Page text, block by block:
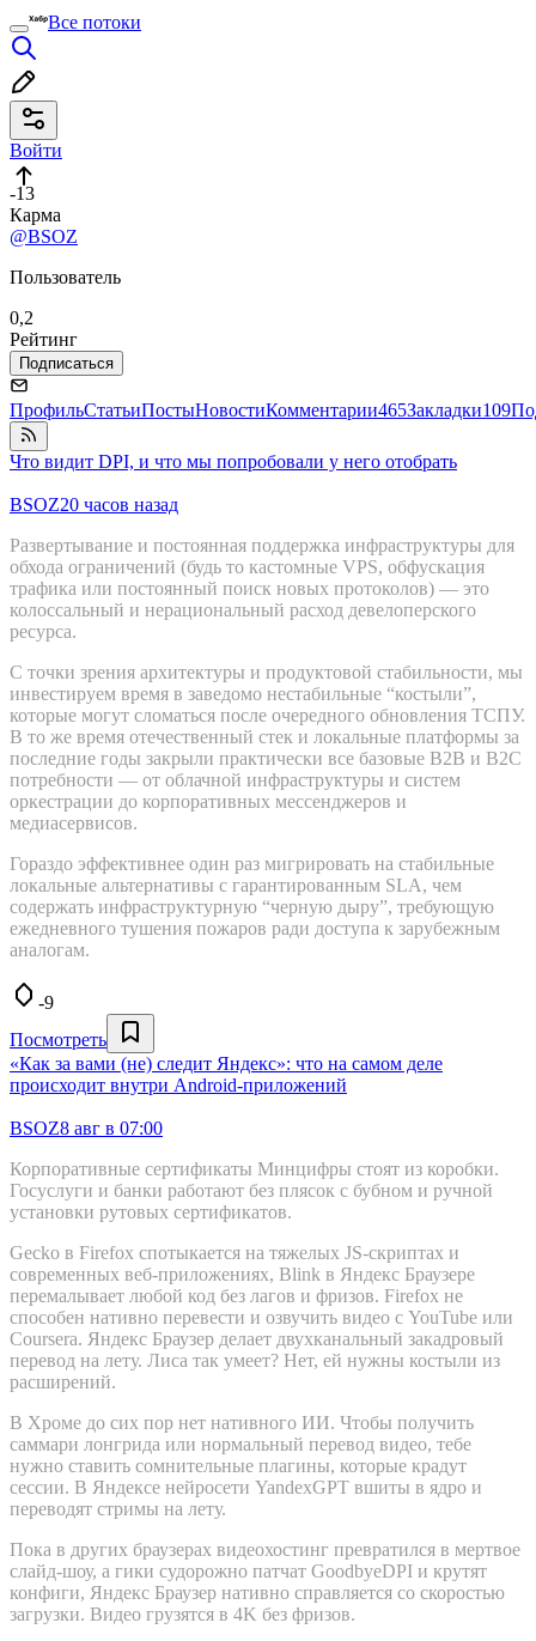
Все потоки
Войти
-13
Карма
@BSOZ
Пользователь
0,2
Рейтинг
Подписаться
ПрофильСтатьиПостыНовостиКомментарии465Закладки109
Что видит DPI, и что мы попробовали у него отобрать
BSOZ20 часов назад
Развертывание и постоянная поддержка инфраструктуры для
обхода ограничений (будь то кастомные VPS, обфускация
трафика или постоянный поиск новых протоколов) — это
колоссальный и нерациональный расход девелоперского
ресурса.
С точки зрения архитектуры и продуктовой стабильности, мы
инвестируем время в заведомо нестабильные “костыли”,
которые могут сломаться после очередного обновления ТСПУ.
В то же время отечественный стек и локальные платформы за
последние годы закрыли практически все базовые B2B и B2C
потребности — от облачной инфраструктуры и систем
оркестрации до корпоративных мессенджеров и
медиасервисов.
Гораздо эффективнее один раз мигрировать на стабильные
локальные альтернативы с гарантированным SLA, чем
содержать инфраструктурную “черную дыру”, требующую
ежедневного тушения пожаров ради доступа к зарубежным
аналогам.
-9
Посмотреть
«Как за вами (не) следит Яндекс»: что на самом деле
происходит внутри Android-приложений
BSOZ8 авг в 07:00
Корпоративные сертификаты Минцифры стоят из коробки.
Госуслуги и банки работают без плясок с бубном и ручной
установки рутовых сертификатов.
Gecko в Firefox спотыкается на тяжелых JS-скриптах и
современных веб-приложениях, Blink в Яндекс Браузере
перемалывает любой код без лагов и фризов. Firefox не
способен нативно перевести и озвучить видео с YouTube или
Coursera. Яндекс Браузер делает двухканальный закадровый
перевод на лету. Лиса так умеет? Нет, ей нужны костыли из
расширений.
В Хроме до сих пор нет нативного ИИ. Чтобы получить
саммари лонгрида или нормальный перевод видео, тебе
нужно ставить сомнительные плагины, которые крадут
сессии. В Яндексе нейросети YandexGPT вшиты в ядро и
переводят стримы на лету.
Пока в других браузерах видеохостинг превратился в мертвое
слайд-шоу, а гики судорожно патчат GoodbyeDPI и крутят
конфиги, Яндекс Браузер нативно справляется со скоростью
загрузки. Видео грузятся в 4K без фризов.